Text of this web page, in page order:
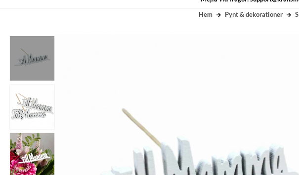
Hem Pynt & dekorationer